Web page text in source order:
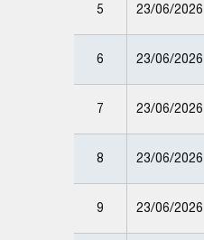
5 23/06/2026
6 23/06/2026
7 23/06/2026
8 23/06/2026
9 23/06/2026